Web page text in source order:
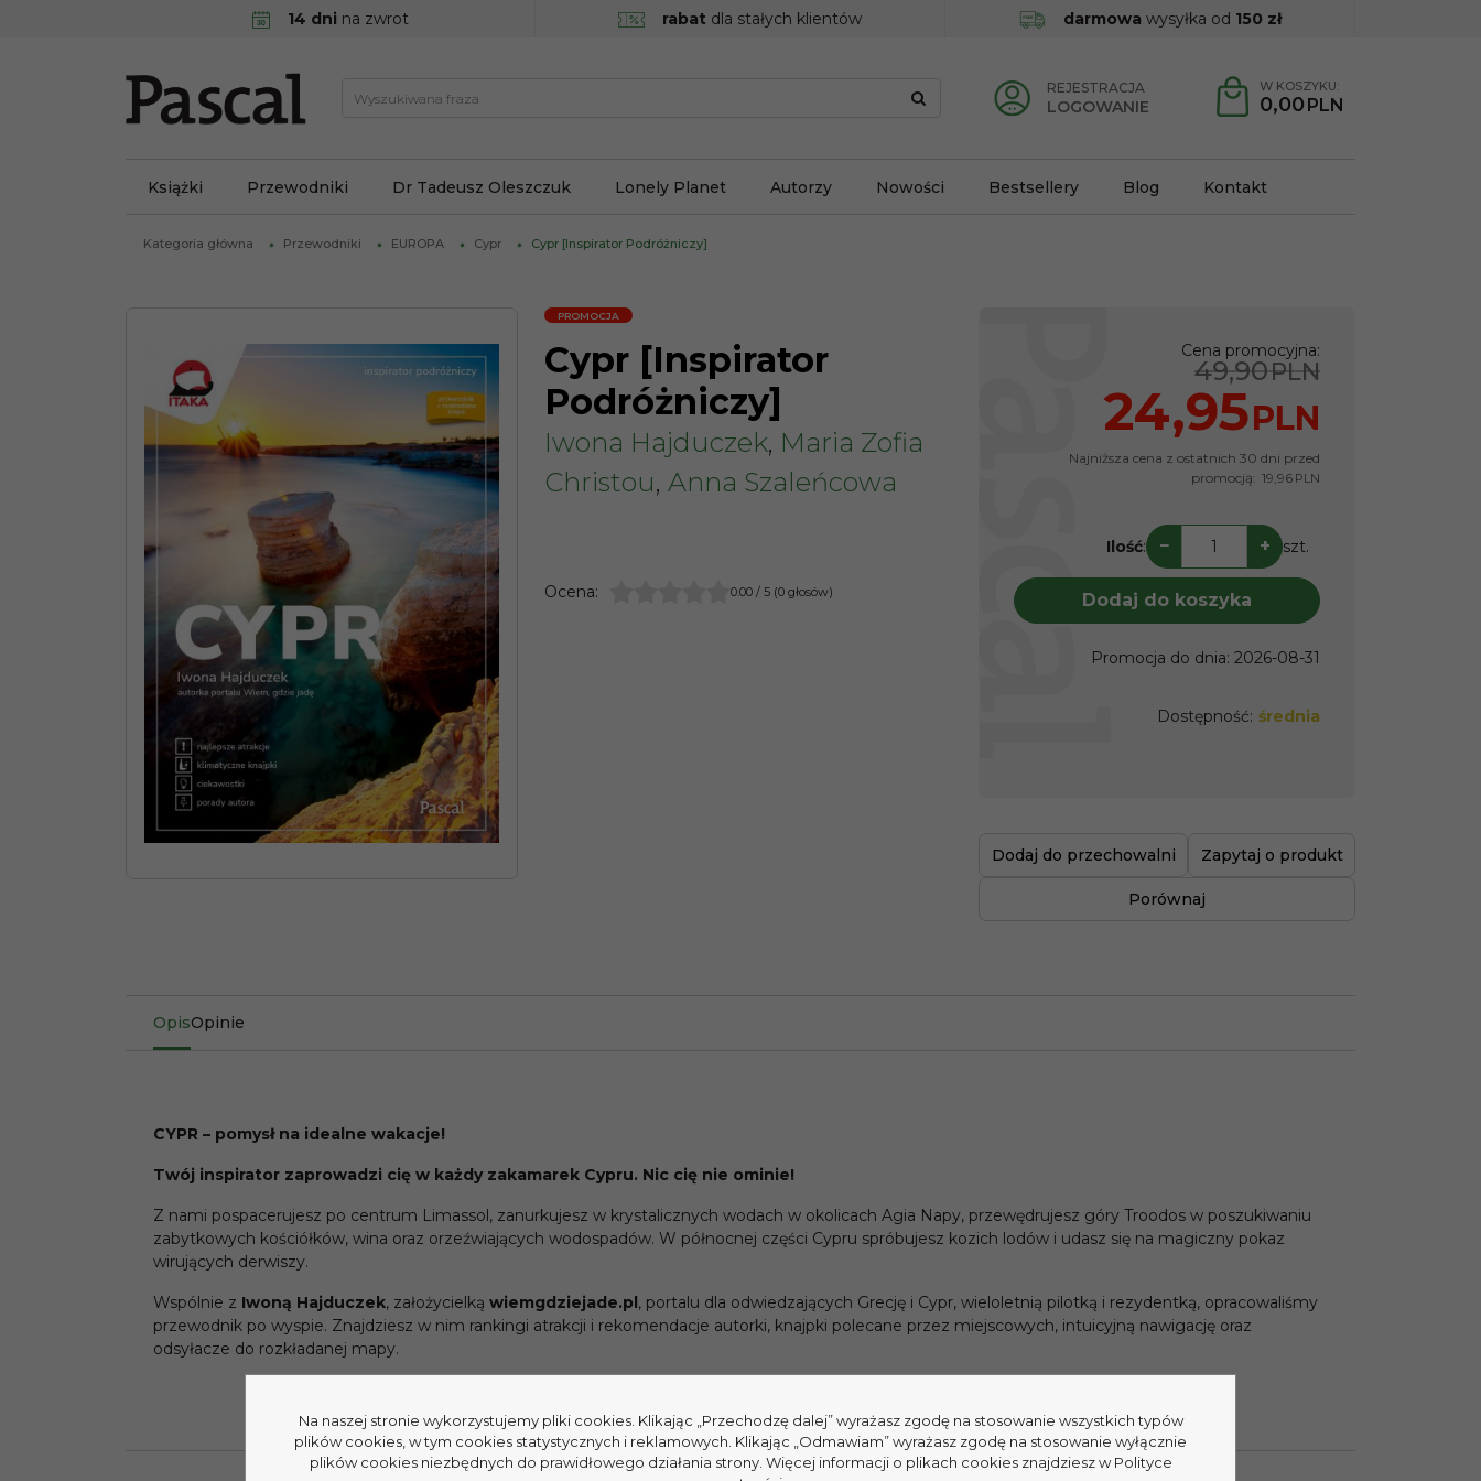
14 dni na zwrot rabat dla stałych klientów darmowa wysyłka od 150 zł
REJESTRACJA
LOGOWANIE
W KOSZYKU:
0,00 PLN
Książki Przewodniki Dr Tadeusz Oleszczuk Lonely Planet Autorzy Nowości Bestsellery Blog Kontakt
Kategoria główna Przewodniki EUROPA Cypr Cypr [Inspirator Podróżniczy]
PROMOCJA
Cypr [Inspirator
Podróżniczy]
Iwona Hajduczek, Maria Zofia
Christou, Anna Szaleńcowa
Ocena: 0.00 / 5 (0 głosów)
Cena promocyjna:
49,90PLN
24,95PLN
Najniższa cena z ostatnich 30 dni przed
promocją: 19,96 PLN
Ilość: − + szt.
Dodaj do koszyka
Promocja do dnia: 2026-08-31
Dostępność: średnia
Dodaj do przechowalni Zapytaj o produkt
Porównaj
OpisOpinie
CYPR – pomysł na idealne wakacje!
Twój inspirator zaprowadzi cię w każdy zakamarek Cypru. Nic cię nie ominie!
Z nami pospacerujesz po centrum Limassol, zanurkujesz w krystalicznych wodach w okolicach Agia Napy, przewędrujesz góry Troodos w poszukiwaniu
zabytkowych kościółków, wina oraz orzeźwiających wodospadów. W północnej części Cypru spróbujesz kozich lodów i udasz się na magiczny pokaz
wirujących derwiszy.
Wspólnie z Iwoną Hajduczek, założycielką wiemgdziejade.pl, portalu dla odwiedzających Grecję i Cypr, wieloletnią pilotką i rezydentką, opracowaliśmy
przewodnik po wyspie. Znajdziesz w nim rankingi atrakcji i rekomendacje autorki, knajpki polecane przez miejscowych, intuicyjną nawigację oraz
odsyłacze do rozkładanej mapy.
Na naszej stronie wykorzystujemy pliki cookies. Klikając „Przechodzę dalej” wyrażasz zgodę na stosowanie wszystkich typów
plików cookies, w tym cookies statystycznych i reklamowych. Klikając „Odmawiam” wyrażasz zgodę na stosowanie wyłącznie
plików cookies niezbędnych do prawidłowego działania strony. Więcej informacji o plikach cookies znajdziesz w Polityce